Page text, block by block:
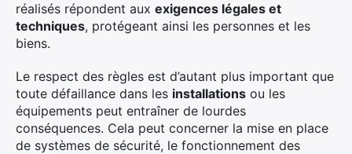
réalisés répondent aux exigences légales et
techniques, protégeant ainsi les personnes et les
biens.
Le respect des règles est d’autant plus important que
toute défaillance dans les installations ou les
équipements peut entraîner de lourdes
conséquences. Cela peut concerner la mise en place
de systèmes de sécurité, le fonctionnement des